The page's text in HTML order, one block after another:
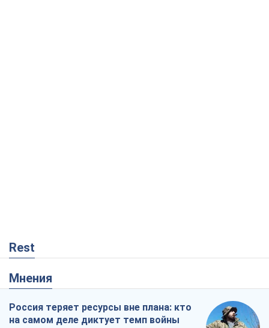
Rest
Мнения
Россия теряет ресурсы вне плана: кто
на самом деле диктует темп войны